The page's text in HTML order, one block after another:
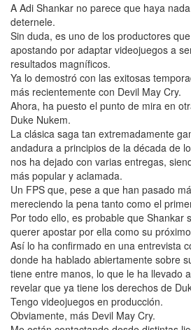
A Adi Shankar no parece que haya
deternele.
Sin duda, es uno de los productores
apostando por adaptar videojuegos a
resultados magníficos.
Ya lo demostró con las exitosas
más recientemente con Devil May Cry.
Ahora, ha puesto el punto de mira en
Duke Nukem.
La clásica saga tan extremadamente
andadura a principios de la década de
nos ha dejado con varias entregas,
más popular y aclamada.
Un FPS que, pese a que han pasado
mereciendo la pena tanto como el
Por todo ello, es probable que Shankar
querer apostar por ella como su
Así lo ha confirmado en una entrevista
donde ha hablado abiertamente sobre
tiene entre manos, lo que le ha llevado
revelar que ya tiene los derechos de
Tengo videojuegos en producción.
Obviamente, más Devil May Cry.